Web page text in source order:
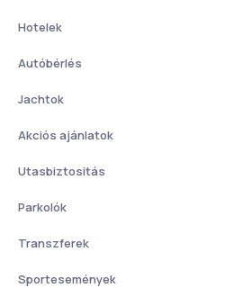
Hotelek
Autóbérlés
Jachtok
Akciós ajánlatok
Utasbiztositás
Parkolók
Transzferek
Sportesemények